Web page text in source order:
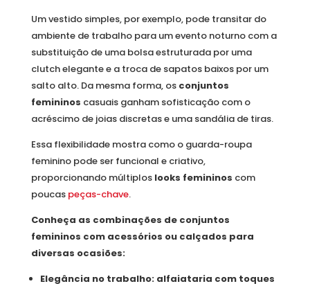
Um vestido simples, por exemplo, pode transitar do
ambiente de trabalho para um evento noturno com a
substituição de uma bolsa estruturada por uma
clutch elegante e a troca de sapatos baixos por um
salto alto. Da mesma forma, os conjuntos
femininos casuais ganham sofisticação com o
acréscimo de joias discretas e uma sandália de tiras.
Essa flexibilidade mostra como o guarda-roupa
feminino pode ser funcional e criativo,
proporcionando múltiplos looks femininos com
poucas peças-chave.
Conheça as combinações de conjuntos
femininos com acessórios ou calçados para
diversas ocasiões:
Elegância no trabalho: alfaiataria com toques